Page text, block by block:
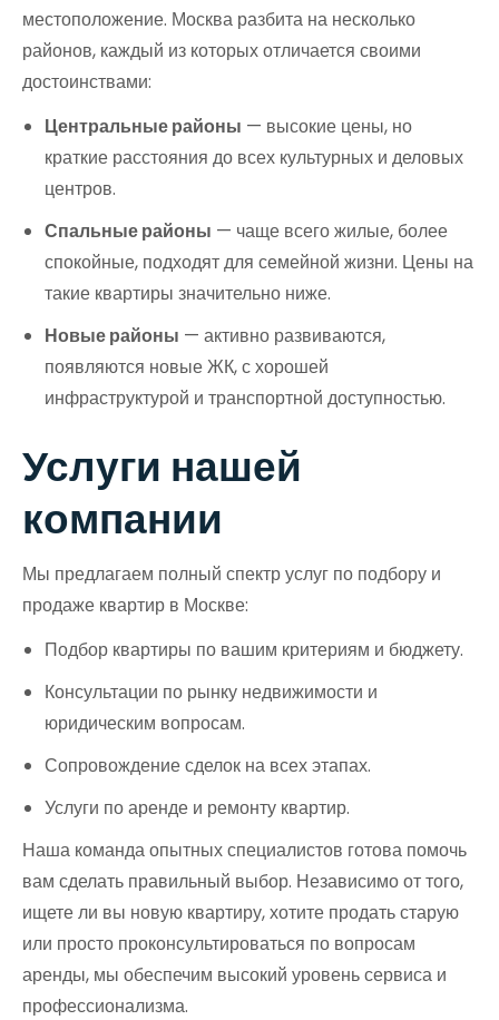
местоположение. Москва разбита на несколько
районов, каждый из которых отличается своими
достоинствами:
Центральные районы — высокие цены, но
краткие расстояния до всех культурных и деловых
центров.
Спальные районы — чаще всего жилые, более
спокойные, подходят для семейной жизни. Цены на
такие квартиры значительно ниже.
Новые районы — активно развиваются,
появляются новые ЖК, с хорошей
инфраструктурой и транспортной доступностью.
Услуги нашей
компании
Мы предлагаем полный спектр услуг по подбору и
продаже квартир в Москве:
Подбор квартиры по вашим критериям и бюджету.
Консультации по рынку недвижимости и
юридическим вопросам.
Сопровождение сделок на всех этапах.
Услуги по аренде и ремонту квартир.
Наша команда опытных специалистов готова помочь
вам сделать правильный выбор. Независимо от того,
ищете ли вы новую квартиру, хотите продать старую
или просто проконсультироваться по вопросам
аренды, мы обеспечим высокий уровень сервиса и
профессионализма.